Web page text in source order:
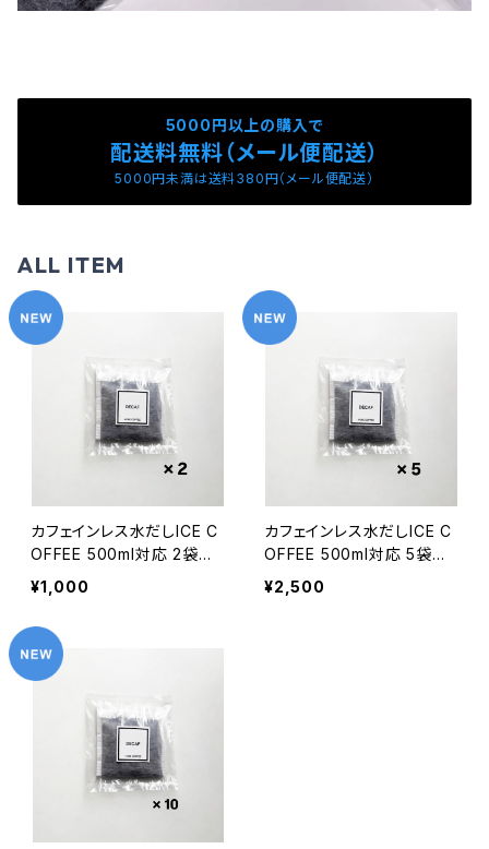
5000円以上の購入で
配送料無料（メール便配送）
5000円未満は送料380円（メール便配送）
ALL ITEM
カフェインレス水だしICE C
OFFEE 500ml対応 2袋
(夏季限定）
¥1,000
カフェインレス水だしICE C
OFFEE 500ml対応 5袋
(夏季限定）
¥2,500